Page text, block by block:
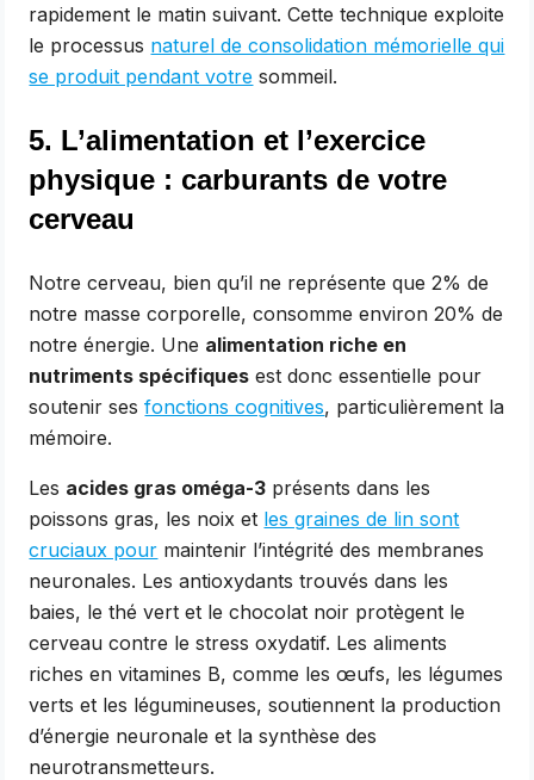
rapidement le matin suivant. Cette technique exploite
le processus naturel de consolidation mémorielle qui
se produit pendant votre sommeil.
5. L’alimentation et l’exercice
physique : carburants de votre
cerveau
Notre cerveau, bien qu’il ne représente que 2% de
notre masse corporelle, consomme environ 20% de
notre énergie. Une alimentation riche en
nutriments spécifiques est donc essentielle pour
soutenir sesfonctions cognitives, particulièrement la
mémoire.
Les acides gras oméga-3 présents dans les
poissons gras, les noix et les graines de lin sont
cruciaux pour maintenir l’intégrité des membranes
neuronales. Les antioxydants trouvés dans les
baies, le thé vert et le chocolat noir protègent le
cerveau contre le stress oxydatif. Les aliments
riches en vitamines B, comme les œufs, les légumes
verts et les légumineuses, soutiennent la production
d’énergie neuronale et la synthèse des
neurotransmetteurs.